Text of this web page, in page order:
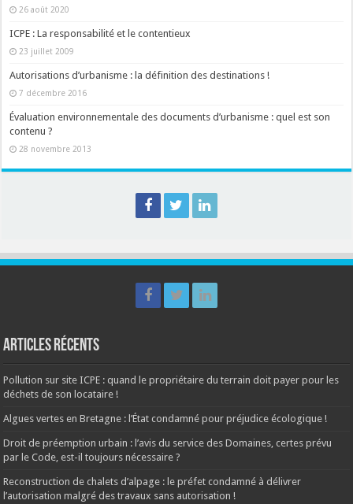
26 août 2020
ICPE : La responsabilité et le contentieux
23 juillet 2009
Autorisations d’urbanisme : la définition des destinations !
7 décembre 2016
Évaluation environnementale des documents d’urbanisme : quel est son
contenu ?
28 novembre 2013
Articles récents
Pollution sur site ICPE : quand le propriétaire du terrain doit payer pour les
déchets de son locataire !
Algues vertes en Bretagne : l’État condamné pour préjudice écologique !
Droit de préemption urbain : l’avis du service des Domaines, certes prévu
par le Code, est-il toujours nécessaire ?
Reconstruction de chalets d’alpage : le préfet condamné à délivrer
l’autorisation malgré des travaux sans autorisation !